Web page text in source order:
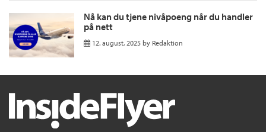
Nå kan du tjene nivåpoeng når du handler
på nett
12. august, 2025 by Redaktion